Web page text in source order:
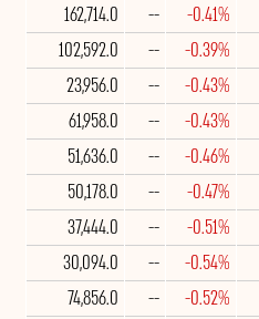
-0.41%
--
162,714.0
-0.39%
--
102,592.0
-0.43%
--
23,956.0
-0.43%
--
61,958.0
-0.46%
--
51,636.0
-0.47%
--
50,178.0
-0.51%
--
37,444.0
-0.54%
--
30,094.0
-0.52%
--
74,856.0